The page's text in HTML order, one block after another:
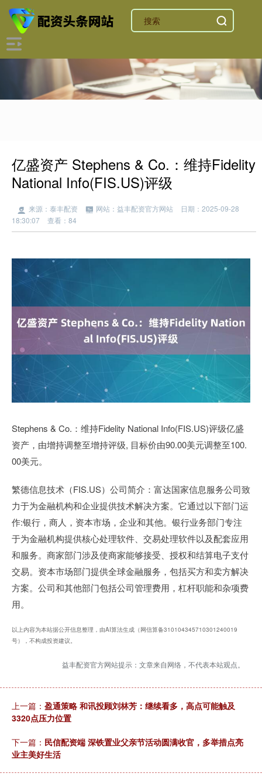
亿盛资产 Stephens & Co.：维持Fidelity
National Info(FIS.US)评级
来源：泰丰配资 网站：益丰配资官方网站
日期：2025-09-28
18:30:07
查看：84
Stephens & Co.：维持Fidelity National Info(FIS.US)评级亿盛
资产，由增持调整至增持评级, 目标价由90.00美元调整至100.
00美元。
繁德信息技术（FIS.US）公司简介：富达国家信息服务公司致
力于为金融机构和企业提供技术解决方案。它通过以下部门运
作:银行，商人，资本市场，企业和其他。银行业务部门专注
于为金融机构提供核心处理软件、交易处理软件以及配套应用
和服务。商家部门涉及使商家能够接受、授权和结算电子支付
交易。资本市场部门提供全球金融服务，包括买方和卖方解决
方案。公司和其他部门包括公司管理费用，杠杆职能和杂项费
用。
以上内容为本站据公开信息整理，由AI算法生成（网信算备310104345710301240019
号），不构成投资建议。
益丰配资官方网站提示：文章来自网络，不代表本站观点。
上一篇： 盈通策略 和讯投顾刘林芳：继续看多，高点可能触及
3320点压力位置
下一篇： 民信配资端 深铁置业父亲节活动圆满收官，多举措点亮
业主美好生活